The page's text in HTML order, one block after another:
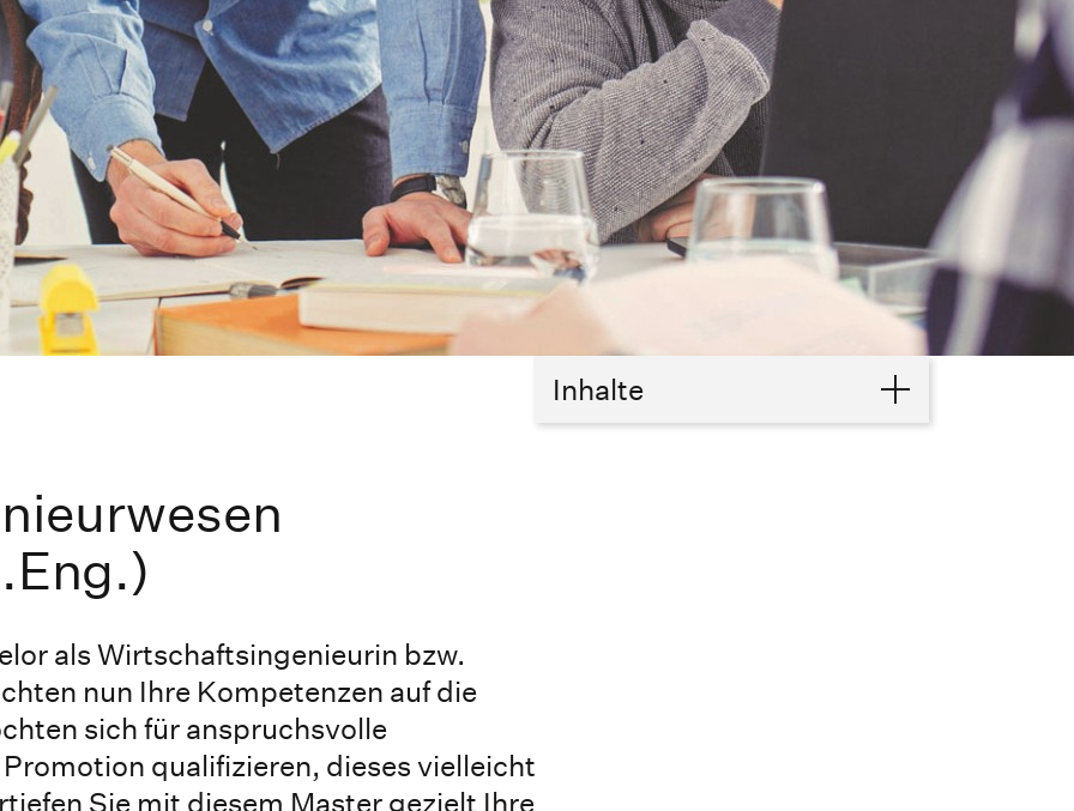
Inhalte
als Wirtschaftsingenieurin bzw.
nun Ihre Kompetenzen auf die
sich für anspruchsvolle
qualifizieren, dieses vielleicht
Sie mit diesem Master gezielt Ihre